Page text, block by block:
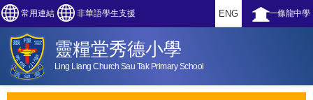
常用連結 非華語學生支援 一條龍中學
ENG
靈糧堂秀德小學
Ling Liang Church Sau Tak Primary School